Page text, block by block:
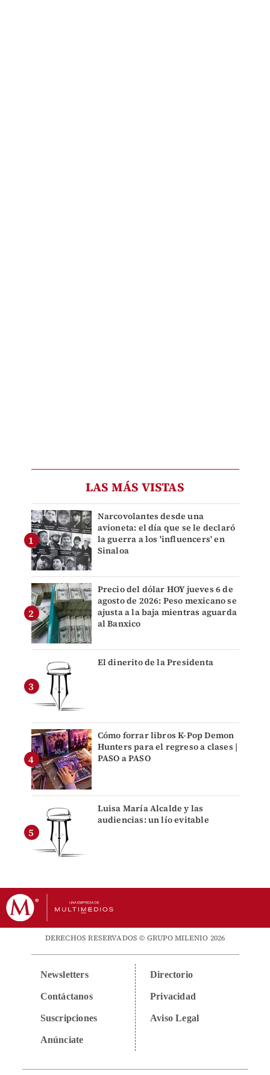
LAS MÁS VISTAS
Narcovolantes desde una
avioneta: el día que se le declaró
la guerra a los 'influencers' en
Sinaloa
Precio del dólar HOY jueves 6 de
agosto de 2026: Peso mexicano se
ajusta a la baja mientras aguarda
al Banxico
El dinerito de la Presidenta
Cómo forrar libros K-Pop Demon
Hunters para el regreso a clases |
PASO a PASO
Luisa María Alcalde y las
audiencias: un lío evitable
DERECHOS RESERVADOS © GRUPO MILENIO 2026
Newsletters
Contáctanos
Suscripciones
Anúnciate
Directorio
Privacidad
Aviso Legal